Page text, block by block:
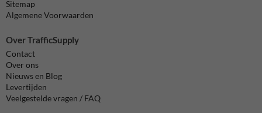
Sitemap
Algemene Voorwaarden
Over TrafficSupply
Contact
Over ons
Nieuws en Blog
Levertijden
Veelgestelde vragen / FAQ